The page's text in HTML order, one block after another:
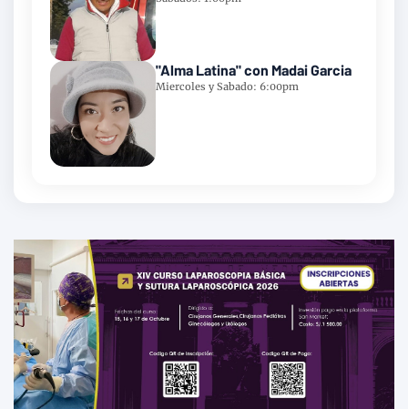
"Alma Latina" con Madai Garcia
Miercoles y Sabado: 6:00pm